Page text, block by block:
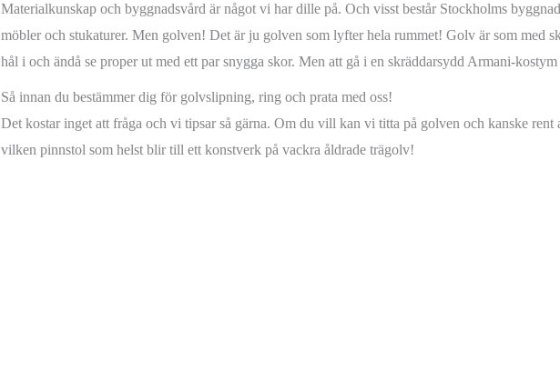
Materialkunskap och byggnadsvård är något vi har dille på. Och visst består Stockholms
möbler och stukaturer. Men golven! Det är ju golven som lyfter hela rummet! Golv är som med
hål i och ändå se proper ut med ett par snygga skor. Men att gå i en skräddarsydd Armani-
Så innan du bestämmer dig för golvslipning, ring och prata med oss!
Det kostar inget att fråga och vi tipsar så gärna. Om du vill kan vi titta på golven och kanske
vilken pinnstol som helst blir till ett konstverk på vackra åldrade trägolv!